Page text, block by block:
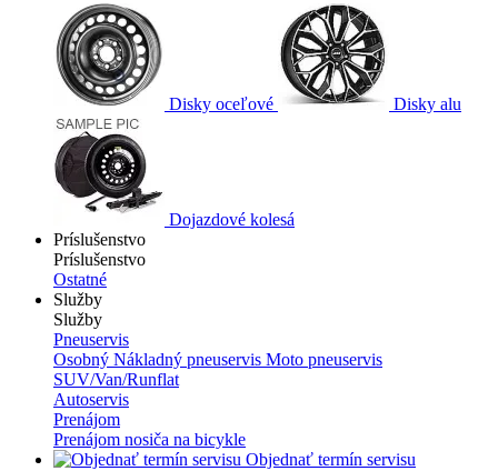
Disky oceľové Disky alu
Dojazdové kolesá
Príslušenstvo
Príslušenstvo
Ostatné
Služby
Služby
Pneuservis
Osobný Nákladný pneuservis Moto pneuservis
SUV/Van/Runflat
Autoservis
Prenájom
Prenájom nosiča na bicykle
Objednať termín servisu